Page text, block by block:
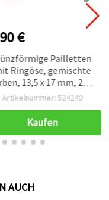
€
Pailletten
Ringöse, gemischte
13,5 x 17 mm, 20 g
Packung
Artikelnummer: 524249
Kaufen
AUCH